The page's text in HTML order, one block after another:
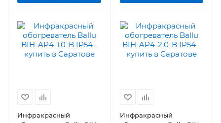
Инфракрасный
Инфракрасный